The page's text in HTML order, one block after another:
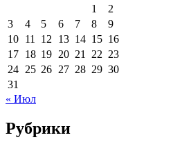
1
2
3
4 5 6 7 8
9
10 11 12 13 14 15 16
17 18 19 20 21 22 23
24 25 26 27 28 29 30
31
« Июл
Рубрики